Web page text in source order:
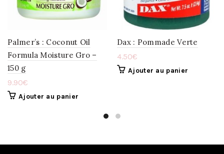
Palmer’s : Coconut Oil
Formula Moisture Gro –
150 g
9.90€
Ajouter au panier
Dax : Pommade Verte
4.50€
Ajouter au panier